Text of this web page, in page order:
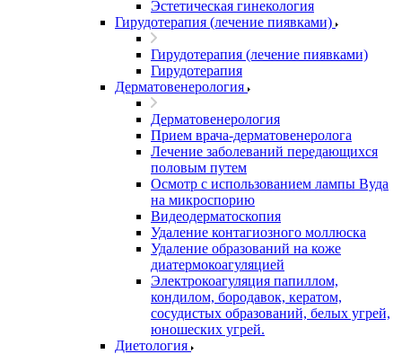
Эстетическая гинекология
Гирудотерапия (лечение пиявками)
Гирудотерапия (лечение пиявками)
Гирудотерапия
Дерматовенерология
Дерматовенерология
Прием врача-дерматовенеролога
Лечение заболеваний передающихся
половым путем
Осмотр с использованием лампы Вуда
на микроспорию
Видеодерматоскопия
Удаление контагиозного моллюска
Удаление образований на коже
диатермокоагуляцией
Электрокоагуляция папиллом,
кондилом, бородавок, кератом,
сосудистых образований, белых угрей,
юношеских угрей.
Диетология